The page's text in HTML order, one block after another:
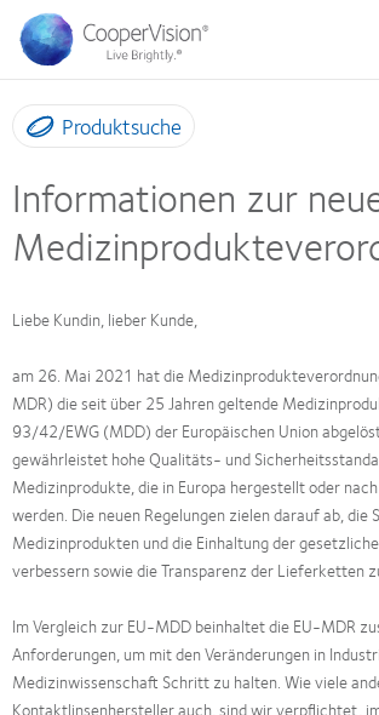
Direkt
zum
Inhalt
Produktsuche
Informationen zur
Liebe Kundin, lieber Kunde,
am 26. Mai 2021 hat die
MDR) die seit über 25 Jahren geltende
93/42/EWG (MDD) der Europäischen Union
gewährleistet hohe Qualitäts- und
Medizinprodukte, die in Europa hergestellt oder
werden. Die neuen Regelungen zielen darauf ab, die
Medizinprodukten und die Einhaltung der
verbessern sowie die Transparenz der Lieferketten
Im Vergleich zur EU-MDD beinhaltet die EU-MDR
Anforderungen, um mit den Veränderungen in
Medizinwissenschaft Schritt zu halten. Wie viele
Kontaktlinsenhersteller auch, sind wir verpflichtet,